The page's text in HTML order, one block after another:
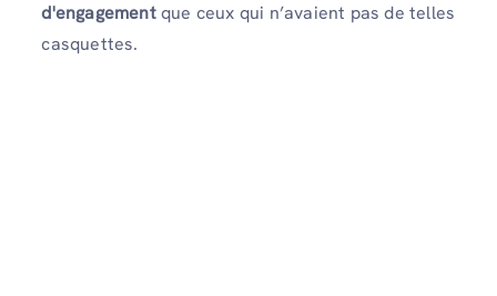
d'engagementque ceux qui n’avaient pas de telles
casquettes.